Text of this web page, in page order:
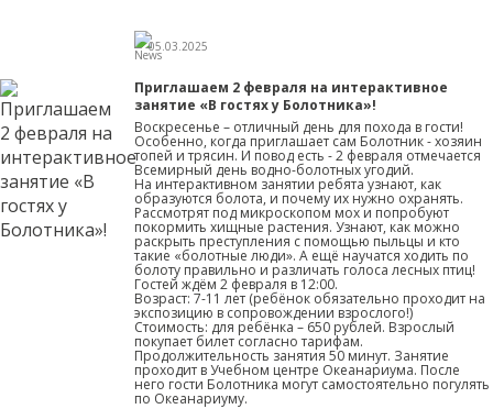
05.03.2025
Приглашаем 2 февраля на интерактивное
занятие «В гостях у Болотника»!
Воскресенье – отличный день для похода в гости!
Особенно, когда приглашает сам Болотник - хозяин
топей и трясин. И повод есть - 2 февраля отмечается
Всемирный день водно-болотных угодий.
На интерактивном занятии ребята узнают, как
образуются болота, и почему их нужно охранять.
Рассмотрят под микроскопом мох и попробуют
покормить хищные растения. Узнают, как можно
раскрыть преступления с помощью пыльцы и кто
такие «болотные люди». А ещё научатся ходить по
болоту правильно и различать голоса лесных птиц!
Гостей ждём 2 февраля в 12:00.
Возраст: 7-11 лет (ребёнок обязательно проходит на
экспозицию в сопровождении взрослого!)
Стоимость: для ребёнка – 650 рублей. Взрослый
покупает билет согласно тарифам.
Продолжительность занятия 50 минут. Занятие
проходит в Учебном центре Океанариума. После
него гости Болотника могут самостоятельно погулять
по Океанариуму.